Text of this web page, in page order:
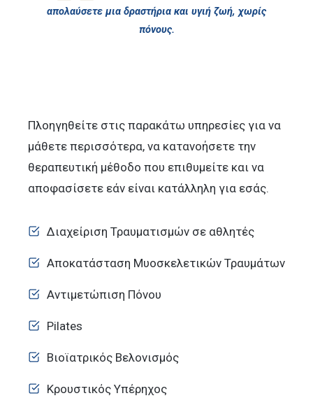
απολαύσετε μια δραστήρια και υγιή ζωή, χωρίς
πόνους.
Πλοηγηθείτε στις παρακάτω υπηρεσίες για να
μάθετε περισσότερα, να κατανοήσετε την
θεραπευτική μέθοδο που επιθυμείτε και να
αποφασίσετε εάν είναι κατάλληλη για εσάς.
Διαχείριση Τραυματισμών σε αθλητές
Αποκατάσταση Μυοσκελετικών Τραυμάτων
Αντιμετώπιση Πόνου
Pilates
Βιοϊατρικός Βελονισμός
Κρουστικός Υπέρηχος